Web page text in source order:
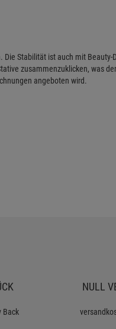
Stabilität ist auch mit Beauty-
zusammenzuklicken, was
angeboten wird.
Back
NULL